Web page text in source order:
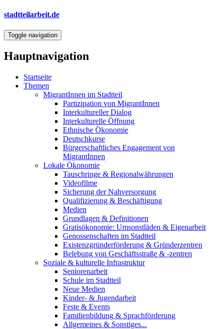
Direkt
Inhalt
stadtteilarbeit.de
Toggle navigation
Hauptnavigation
Startseite
Themen
MigrantInnen im Stadtteil
Partizipation von MigrantInnen
Interkultureller Dialog
Interkulturelle Öffnung
Ethnische Ökonomie
Deutschkurse
Bürgerschaftliches Engagement von
MigrantInnen
Lokale Ökonomie
Tauschringe & Regionalwährungen
Videofilme
Sicherung der Nahversorgung
Qualifizierung & Beschäftigung
Medien
Grundlagen & Definitionen
Gratisökonomie: Umsonstläden & Eigenarbeit
Genossenschaften im Stadtteil
Existenzgründerförderung & Gründerzentren
Belebung von Geschäftsstraße & -zentren
Soziale & kulturelle Infrastruktur
Seniorenarbeit
Schule im Stadtteil
Neue Medien
Kinder- & Jugendarbeit
Feste & Events
Familienbildung & Sprachförderung
Allgemeines & Sonstiges...